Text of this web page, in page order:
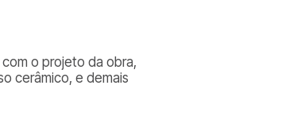
o projeto da obra,
cerâmico, e demais